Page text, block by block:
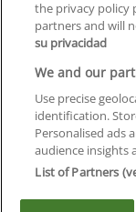
the privacy policy
partners and will
su privacidad
We and our
Use precise
identification.
Personalised ads
audience insights
List of Partners